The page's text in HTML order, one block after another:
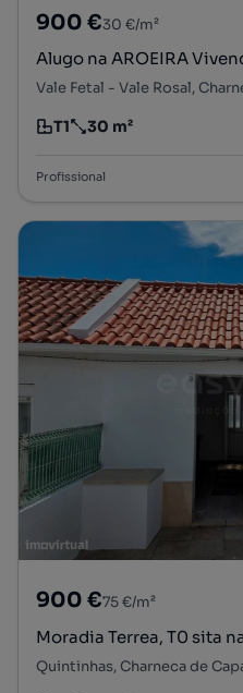
900 €30 €/m²
Alugo na AROEIRA
Tipologia
T1
Preço por metro quadrado
30 m²
Profissional
900 €75 €/m²
Moradia Terrea, T0 sita